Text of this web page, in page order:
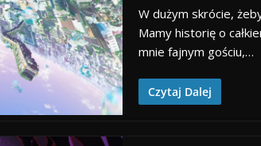
W dużym skrócie,
Mamy historię o
mnie fajnym gościu,…
Czytaj Dalej